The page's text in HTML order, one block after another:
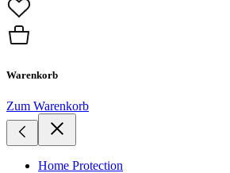
Warenkorb
Zum Warenkorb
Home Protection